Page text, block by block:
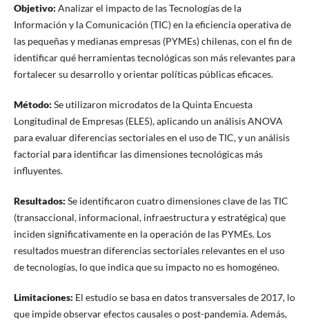
Objetivo: Analizar el impacto de las Tecnologías de la
Información y la Comunicación (TIC) en la eficiencia operativa de
las pequeñas y medianas empresas (PYMEs) chilenas, con el fin de
identificar qué herramientas tecnológicas son más relevantes para
fortalecer su desarrollo y orientar políticas públicas eficaces.
Método: Se utilizaron microdatos de la Quinta Encuesta
Longitudinal de Empresas (ELE5), aplicando un análisis ANOVA
para evaluar diferencias sectoriales en el uso de TIC, y un análisis
factorial para identificar las dimensiones tecnológicas más
influyentes.
Resultados: Se identificaron cuatro dimensiones clave de las TIC
(transaccional, informacional, infraestructura y estratégica) que
inciden significativamente en la operación de las PYMEs. Los
resultados muestran diferencias sectoriales relevantes en el uso
de tecnologías, lo que indica que su impacto no es homogéneo.
Limitaciones: El estudio se basa en datos transversales de 2017, lo
que impide observar efectos causales o post-pandemia. Además,